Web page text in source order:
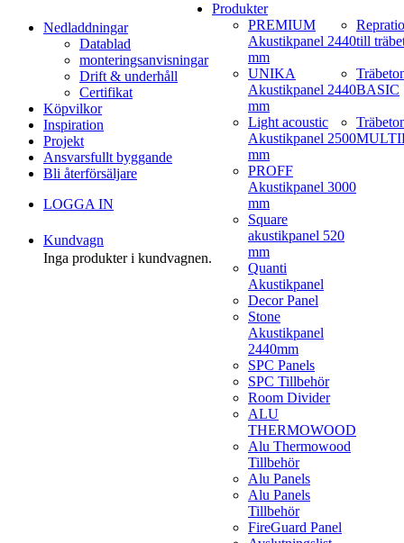
Nedladdningar
Datablad
monteringsanvisningar
Drift & underhåll
Certifikat
Köpvilkor
Inspiration
Projekt
Ansvarsfullt byggande
Bli återförsäljare
LOGGA IN
Kundvagn
Inga produkter i kundvagnen.
Produkter
PREMIUM
Akustikpanel 2440
mm
UNIKA
Akustikpanel 2440
mm
Light acoustic
Akustikpanel 2500
mm
PROFF
Akustikpanel 3000
mm
Square
akustikpanel 520
mm
Quanti
Akustikpanel
Decor Panel
Stone
Akustikpanel
2440mm
SPC Panels
SPC Tillbehör
Room Divider
ALU
THERMOWOOD
Alu Thermowood
Tillbehör
Alu Panels
Alu Panels
Tillbehör
FireGuard Panel
till
BASIC